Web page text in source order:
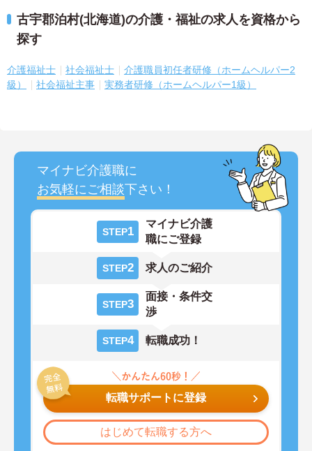
古宇郡泊村(北海道)の介護・福祉の求人を資格から
探す
介護福祉士 社会福祉士
介護職員初任者研修（ホームヘルパー2
級）
社会福祉主事 実務者研修（ホームヘルパー1級）
マイナビ介護職に
お気軽にご相談下さい！
STEP1
マイナビ介護
職にご登録
STEP2 求人のご紹介
STEP3
面接・条件交
渉
STEP4 転職成功！
転職サポートに登録
はじめて転職する方へ